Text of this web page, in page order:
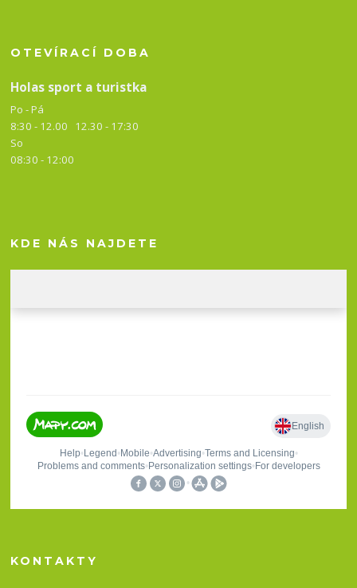
OTEVÍRACÍ DOBA
Holas sport a turistka
Po - Pá
8:30 - 12.00 12.30 - 17:30
So
08:30 - 12:00
KDE NÁS NAJDETE
KONTAKTY